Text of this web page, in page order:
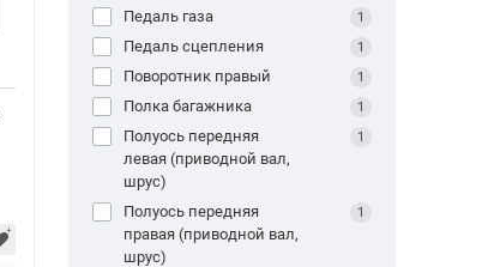
Педаль газа 1
Педаль сцепления 1
Поворотник правый 1
Полка багажника 1
Полуось передняя
левая (приводной вал,
шрус)
1
Полуось передняя
правая (приводной вал,
шрус)
1